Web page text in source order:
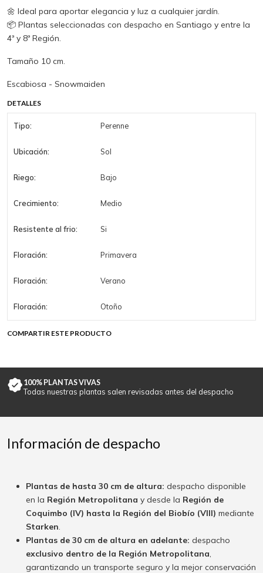
🌼 Ideal para aportar elegancia y luz a cualquier jardín.
📦 Plantas seleccionadas con despacho en Santiago y entre la
4ª y 8ª Región.
Tamaño 10 cm.
Escabiosa - Snowmaiden
DETALLES
Tipo: Perenne
Ubicación: Sol
Riego: Bajo
Crecimiento: Medio
Resistente al frio: Si
Floración: Primavera
Floración: Verano
Floración: Otoño
COMPARTIR ESTE PRODUCTO
100% PLANTAS VIVAS
Todas nuestras plantas salen revisadas antes del despacho
Información de despacho
Plantas de hasta 30 cm de altura: despacho disponible
en la Región Metropolitana y desde la Región de
Coquimbo (IV) hasta la Región del Biobío (VIII) mediante
Starken
Plantas de 30 cm de altura en adelante: despacho
exclusivo dentro de la Región Metropolitana
garantizando un transporte seguro y la mejor conservación